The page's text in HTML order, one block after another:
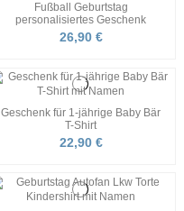
Fußball Geburtstag
personalisiertes Geschenk
26,90 €
Geschenk für 1-jährige Baby Bär
T-Shirt
22,90 €